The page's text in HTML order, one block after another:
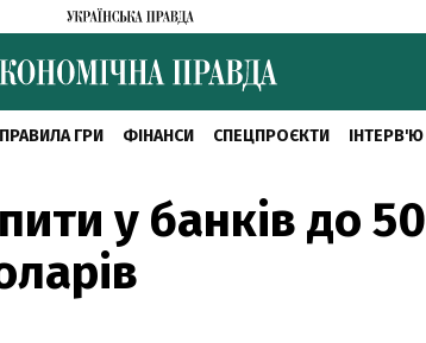
ПРАВИЛА ГРИ ФІНАНСИ СПЕЦПРОЄКТИ ІНТЕРВ'Ю
у банків до 50